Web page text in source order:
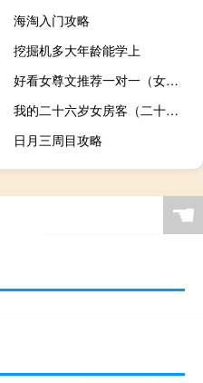
海淘入门攻略
挖掘机多大年龄能学上
好看女尊文推荐一对一（女尊一对一女宠男完结）
我的二十六岁女房客（二十六维空间）
日月三周目攻略
☚